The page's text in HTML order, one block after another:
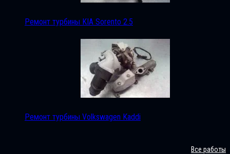
Ремонт турбины KIA Sorento 2.5
Ремонт турбины Volkswagen Kaddi
Все работы